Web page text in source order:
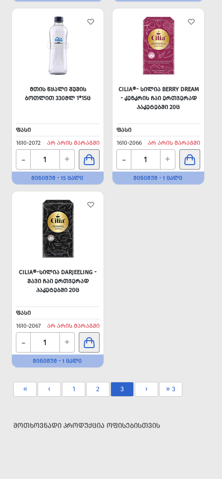
ᲛᲗᲘᲡ ᲬᲧᲐᲚᲘ ᲨᲣᲨᲘᲡ
ᲑᲝᲗᲚᲘᲗ 330ᲛᲚ 1*15Ც
ᲤᲐᲡᲘ
1610-2072
ᲐᲠ ᲐᲠᲘᲡ ᲛᲐᲠᲐᲒᲨᲘ
- +
ᲛᲘᲜᲘᲛᲣᲛ - 15 ᲪᲐᲚᲘ
CILIA®- ᲡᲘᲚᲘᲐ BERRY DREAM
- ᲙᲔᲜᲙᲠᲘᲡ ᲩᲐᲘ ᲔᲠᲗᲯᲔᲠᲐᲓ
ᲞᲐᲙᲔᲢᲔᲑᲨᲘ 20Ც
ᲤᲐᲡᲘ
1610-2066
ᲐᲠ ᲐᲠᲘᲡ ᲛᲐᲠᲐᲒᲨᲘ
- +
ᲛᲘᲜᲘᲛᲣᲛ - 1 ᲪᲐᲚᲘ
CILIA®-ᲡᲘᲚᲘᲐ DARJEELING -
ᲨᲐᲕᲘ ᲩᲐᲘ ᲔᲠᲗᲯᲔᲠᲐᲓ
ᲞᲐᲙᲔᲢᲔᲑᲨᲘ 20Ც
ᲤᲐᲡᲘ
1610-2067
ᲐᲠ ᲐᲠᲘᲡ ᲛᲐᲠᲐᲒᲨᲘ
- +
ᲛᲘᲜᲘᲛᲣᲛ - 1 ᲪᲐᲚᲘ
« ‹ 1 2 3 › » 3
ᲛᲝᲗᲮᲝᲕᲜᲐᲓᲘ ᲞᲠᲝᲓᲣᲥᲪᲘᲐ ᲝᲤᲘᲡᲔᲑᲘᲡᲗᲕᲘᲡ